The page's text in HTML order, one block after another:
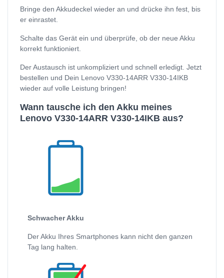
Bringe den Akkudeckel wieder an und drücke ihn fest, bis
er einrastet.
Schalte das Gerät ein und überprüfe, ob der neue Akku
korrekt funktioniert.
Der Austausch ist unkompliziert und schnell erledigt. Jetzt
bestellen und Dein Lenovo V330-14ARR V330-14IKB
wieder auf volle Leistung bringen!
Wann tausche ich den Akku meines
Lenovo V330-14ARR V330-14IKB aus?
Schwacher Akku
Der Akku Ihres Smartphones kann nicht den ganzen
Tag lang halten.